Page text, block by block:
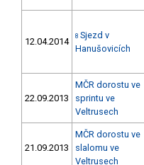
12.04.2014 8 Sjezd v
Hanušovicích
22.09.2013
MČR dorostu ve
sprintu ve
Veltrusech
21.09.2013
MČR dorostu ve
slalomu ve
Veltrusech